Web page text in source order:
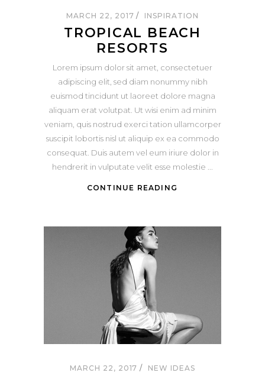
MARCH 22, 2017 INSPIRATION
TROPICAL BEACH
RESORTS
Lorem ipsum dolor sit amet, consectetuer
adipiscing elit, sed diam nonummy nibh
euismod tincidunt ut laoreet dolore magna
aliquam erat volutpat. Ut wisi enim ad minim
veniam, quis nostrud exerci tation ullamcorper
suscipit lobortis nisl ut aliquip ex ea commodo
consequat. Duis autem vel eum iriure dolor in
hendrerit in vulputate velit esse molestie
CONTINUE READING
MARCH 22, 2017 NEW IDEAS